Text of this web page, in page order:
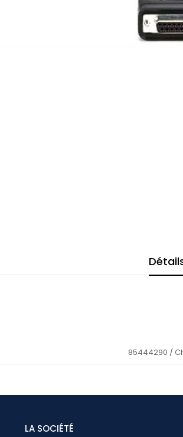
85444290 /
LA SOCIÉTÉ